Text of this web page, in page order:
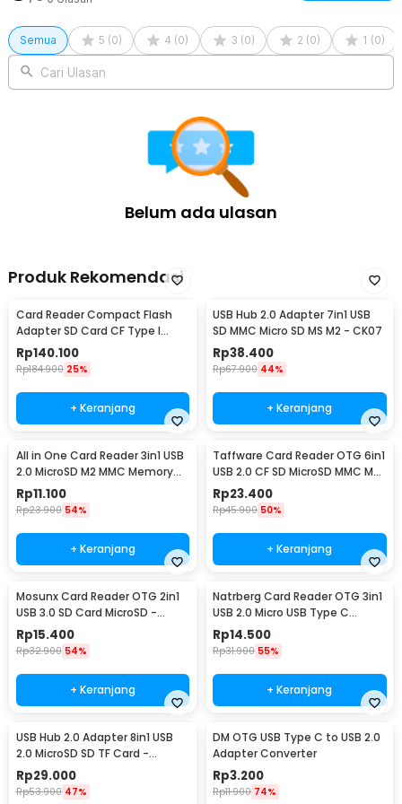
Semua 5 (0) 4 (0) 3 (0) 2 (0) 1 (0)
Cari Ulasan
Belum ada ulasan
Produk Rekomendasi
Card Reader Compact Flash
Adapter SD Card CF Type I
SDHC SDXC MMC - WL-695
Rp140.100
Rp184.900 25%
+ Keranjang
USB Hub 2.0 Adapter 7in1 USB
SD MMC Micro SD MS M2 - CK07
Rp38.400
Rp67.900 44%
+ Keranjang
All in One Card Reader 3in1 USB
2.0 MicroSD M2 MMC Memory
Stick - SHTC-07
Rp11.100
Rp23.900 54%
+ Keranjang
Taffware Card Reader OTG 6in1
USB 2.0 CF SD MicroSD MMC MS
XD Card - SHTC-08
Rp23.400
Rp45.900 50%
+ Keranjang
Mosunx Card Reader OTG 2in1
USB 3.0 SD Card MicroSD -
SHTC-08
Rp15.400
Rp32.900 54%
+ Keranjang
Natrberg Card Reader OTG 3in1
USB 2.0 Micro USB Type C
MicroSD - D-188
Rp14.500
Rp31.900 55%
+ Keranjang
USB Hub 2.0 Adapter 8in1 USB
2.0 MicroSD SD TF Card -
CB220602
Rp29.000
Rp53.900 47%
DM OTG USB Type C to USB 2.0
Adapter Converter
Rp3.200
Rp11.900 74%